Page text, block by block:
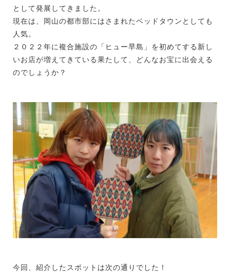
として発展してきました。
現在は、岡山の都市部にはさまれたベッドタウンとしても
人気。
２０２２年に複合施設の「ヒュー早島」を初めてする新し
いお店が増えてきている果たして、どんなお宝に出会える
のでしょうか？
今回、紹介したスポットは次の通りでした！